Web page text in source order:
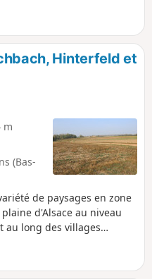
certaines typiques du
Hinterfeld et
m
(Bas-
de paysages en zone
d'Alsace au niveau
au long des villages
également une bonne
dans cette zone de